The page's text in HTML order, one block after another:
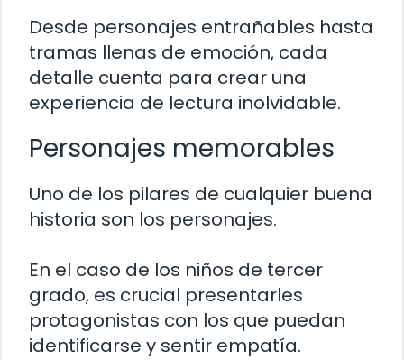
Desde personajes entrañables hasta
tramas llenas de emoción, cada
detalle cuenta para crear una
experiencia de lectura inolvidable.
Personajes memorables
Uno de los pilares de cualquier buena
historia son los personajes.
En el caso de los niños de tercer
grado, es crucial presentarles
protagonistas con los que puedan
identificarse y sentir empatía.